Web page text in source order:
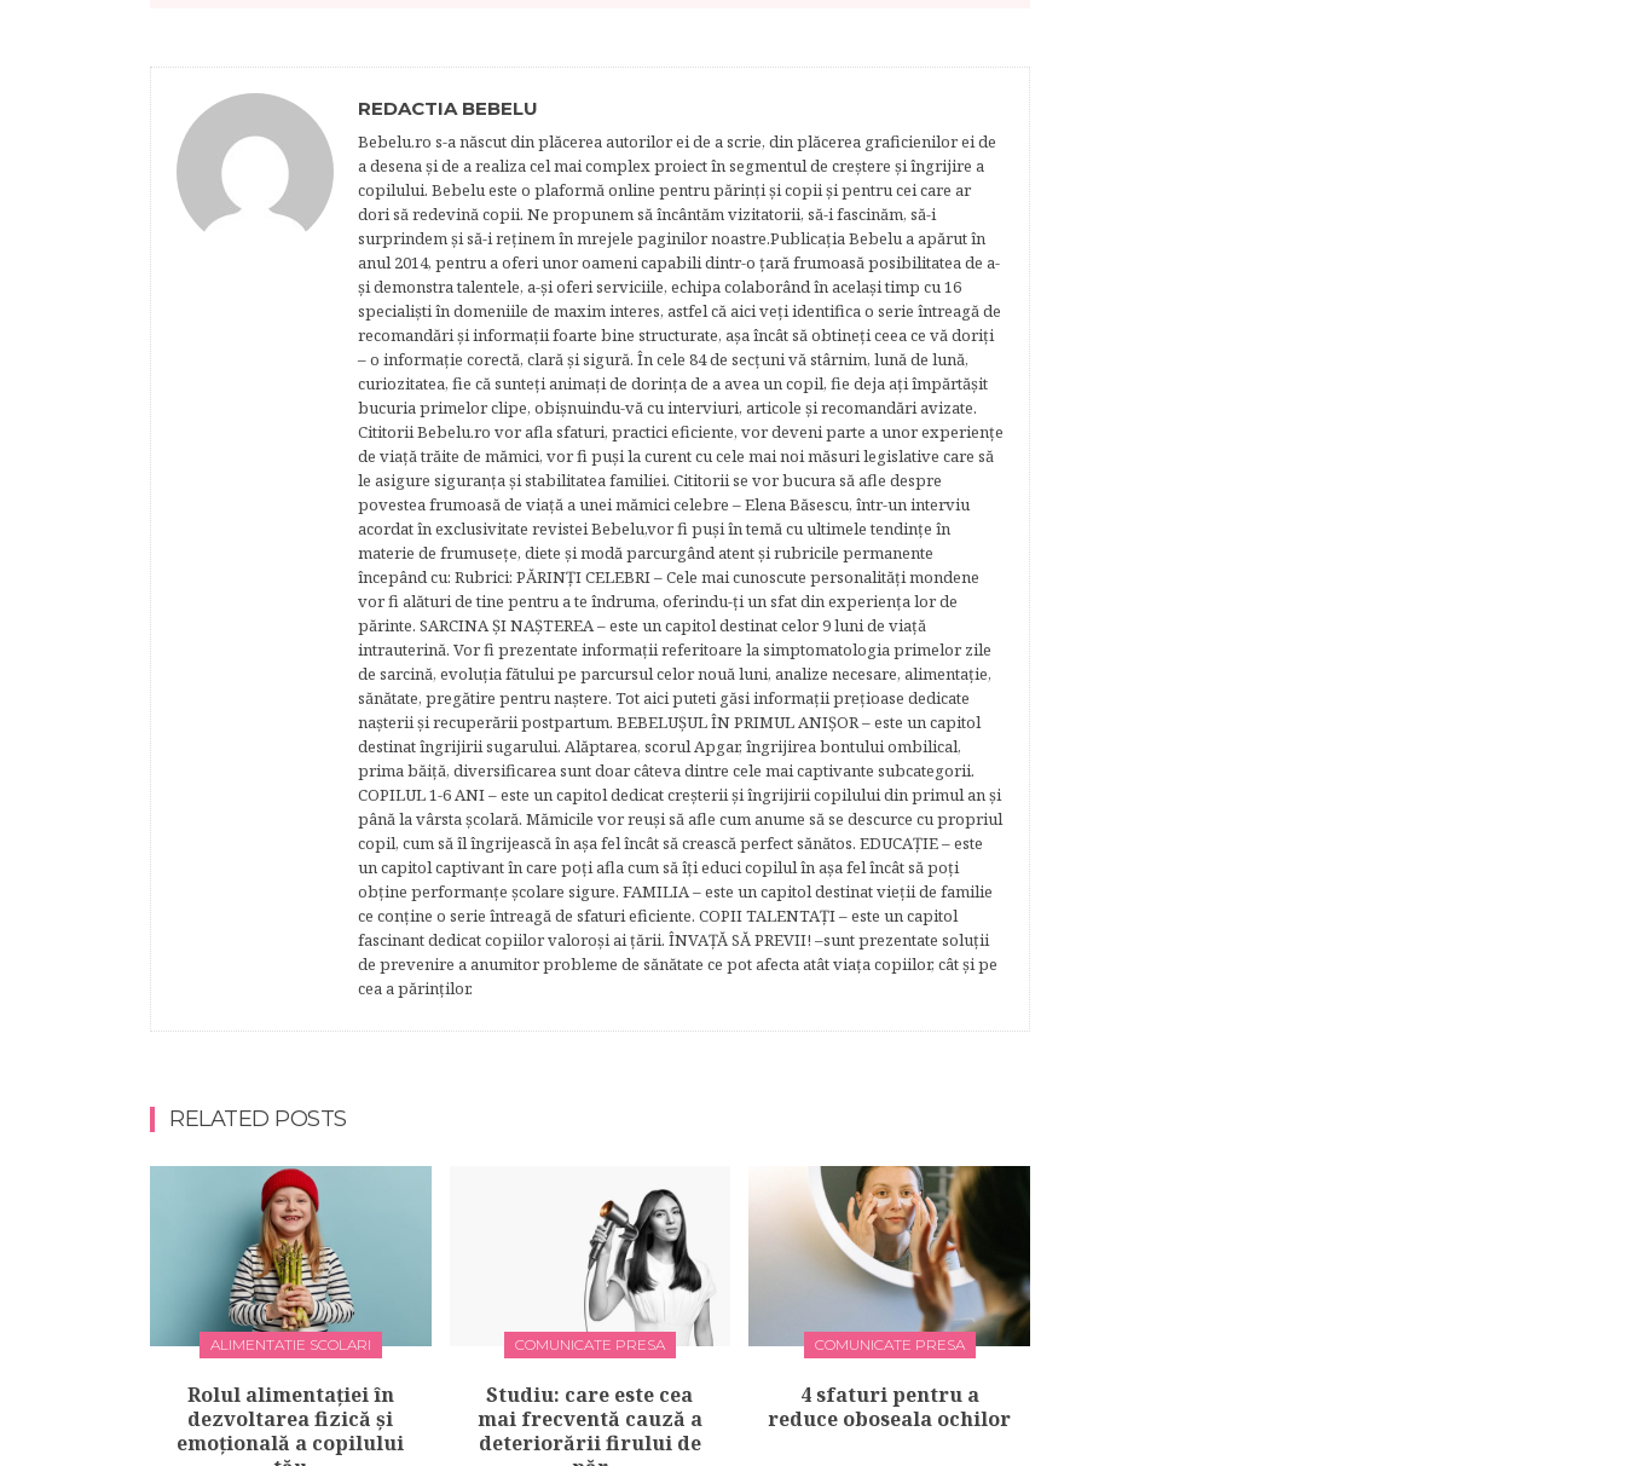
REDACTIA BEBELU
Bebelu.ro s-a născut din plăcerea autorilor ei de a scrie, din plăcerea graficienilor ei de
a desena şi de a realiza cel mai complex proiect în segmentul de creştere şi îngrijire a
copilului. Bebelu este o plaformă online pentru părinţi şi copii şi pentru cei care ar
dori să redevină copii. Ne propunem să încântăm vizitatorii, să-i fascinăm, să-i
surprindem şi să-i reţinem în mrejele paginilor noastre.​ Publicația Bebelu a apărut în
anul 2014, pentru a oferi unor oameni capabili dintr-o ţară frumoasă posibilitatea de a-
şi demonstra talentele, a-şi oferi serviciile, echipa colaborând în acelaşi timp cu 16
specialişti în domeniile de maxim interes, astfel că aici veţi identifica o serie întreagă de
recomandări şi informaţii foarte bine structurate, aşa încât să obtineţi ceea ce vă doriţi
– o informaţie corectă, clară şi sigură. În cele 84 de secțuni vă stârnim, lună de lună,
curiozitatea, fie că sunteţi animaţi de dorinţa de a avea un copil, fie deja aţi împărtăşit
bucuria primelor clipe, obişnuindu-vă cu interviuri, articole şi recomandări avizate.
Cititorii Bebelu.ro vor afla sfaturi, practici eficiente, vor deveni parte a unor experienţe
de viaţă trăite de mămici, vor fi puşi la curent cu cele mai noi măsuri legislative care să
le asigure siguranţa şi stabilitatea familiei. Cititorii se vor bucura să afle despre
povestea frumoasă de viață a unei mămici celebre – Elena Băsescu, într-un interviu
acordat în exclusivitate revistei Bebelu,vor fi puşi în temă cu ultimele tendinţe în
materie de frumuseţe, diete şi modă parcurgând atent şi rubricile permanente
începând cu: Rubrici: PĂRINŢI CELEBRI – Cele mai cunoscute personalităţi mondene
vor fi alături de tine pentru a te îndruma, oferindu-ţi un sfat din experienţa lor de
părinte. SARCINA ŞI NAŞTEREA – este un capitol destinat celor 9 luni de viaţă
intrauterină. Vor fi prezentate informaţii referitoare la simptomatologia primelor zile
de sarcină, evoluţia fătului pe parcursul celor nouă luni, analize necesare, alimentaţie,
sănătate, pregătire pentru naştere. Tot aici puteti găsi informaţii preţioase dedicate
naşterii şi recuperării postpartum. BEBELUŞUL ÎN PRIMUL ANIŞOR – este un capitol
destinat îngrijirii sugarului. Alăptarea, scorul Apgar, îngrijirea bontului ombilical,
prima băiţă, diversificarea sunt doar câteva dintre cele mai captivante subcategorii.
COPILUL 1-6 ANI – este un capitol dedicat creşterii şi îngrijirii copilului din primul an şi
până la vârsta şcolară. Mămicile vor reuşi să afle cum anume să se descurce cu propriul
copil, cum să îl îngrijească în aşa fel încât să crească perfect sănătos. EDUCAŢIE – este
un capitol captivant în care poţi afla cum să îţi educi copilul în aşa fel încât să poţi
obţine performanţe şcolare sigure. FAMILIA – este un capitol destinat vieţii de familie
ce conţine o serie întreagă de sfaturi eficiente. COPII TALENTAŢI – este un capitol
fascinant dedicat copiilor valoroși ai țării. ÎNVAŢĂ SĂ PREVII! –sunt prezentate soluţii
de prevenire a anumitor probleme de sănătate ce pot afecta atât viaţa copiilor, cât şi pe
cea a părinţilor.
RELATED POSTS
ALIMENTATIE SCOLARI
Rolul alimentației în
dezvoltarea fizică și
emoțională a copilului
COMUNICATE PRESA
Studiu: care este cea
mai frecventă cauză a
deteriorării firului de
COMUNICATE PRESA
4 sfaturi pentru a
reduce oboseala ochilor